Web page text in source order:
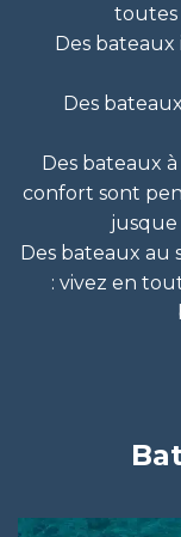
toutes
Des
Des
Des bateaux
confort sont
jusque
Des bateaux au
: vivez en